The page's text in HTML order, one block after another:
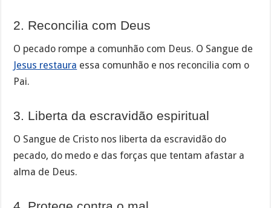
2. Reconcilia com Deus
O pecado rompe a comunhão com Deus. O Sangue de
Jesus restaura essa comunhão e nos reconcilia com o
Pai.
3. Liberta da escravidão espiritual
O Sangue de Cristo nos liberta da escravidão do
pecado, do medo e das forças que tentam afastar a
alma de Deus.